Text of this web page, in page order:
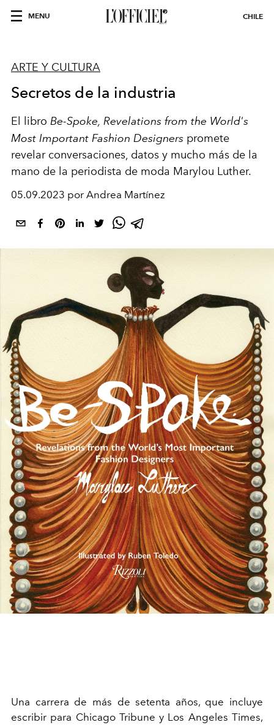
MENU CHILE
ARTE Y CULTURA
Secretos de la industria
El libro Be-Spoke, Revelations from the World's
Most Important Fashion Designers promete
revelar conversaciones, datos y mucho más de la
mano de la periodista de moda Marylou Luther.
05.09.2023 por Andrea Martínez
Una carrera de más de setenta años, que incluye
escribir para Chicago Tribune y Los Angeles Times,